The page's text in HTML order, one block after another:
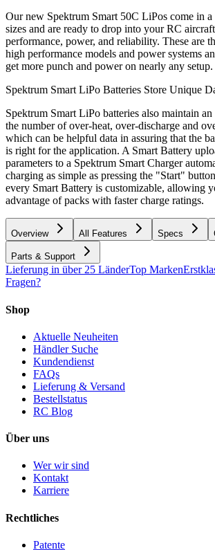
Our new Spektrum Smart 50C LiPos come in
sizes and are ready to drop into your RC
performance, power, and reliability. These are
high performance models and power systems
get more punch and power on nearly any setup.
Spektrum Smart LiPo Batteries Store Unique
Spektrum Smart LiPo batteries also maintain
the number of over-heat, over-discharge and
which can be helpful data in assuring that the
is right for the application. A Smart Battery
parameters to a Spektrum Smart Charger
charging as simple as pressing the "Start"
every Smart Battery is customizable, allowing
advantage of packs with faster charge ratings.
Overview All Features Specs
Parts & Support
Lieferung in über 25 LänderTop Marken
Fragen?
Shop
Aktuelle Neuheiten
Händler Suche
Kundendienst
FAQs
Lieferung & Versand
Bestellstatus
RC Blog
Über uns
Wer wir sind
Kontakt
Karriere
Rechtliches
Patente